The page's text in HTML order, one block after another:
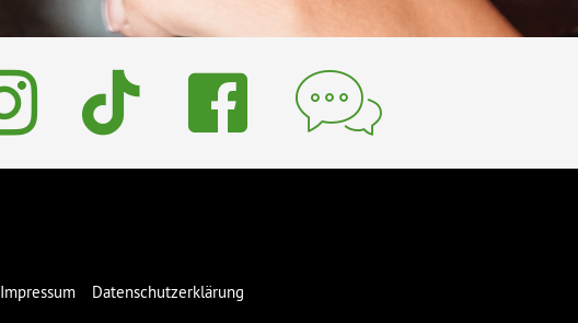
Impressum Datenschutzerklärung